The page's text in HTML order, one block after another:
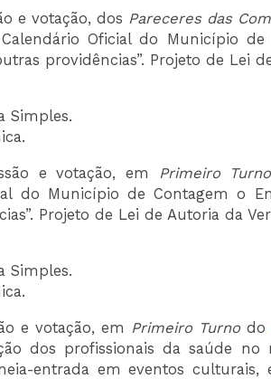
e votação, dos Pareceres das
Oficial do Município
providências”. Projeto de Lei
Simples.
e votação, em Primeiro Turno
do Município de Contagem o
Projeto de Lei de Autoria da
Simples.
e votação, em Primeiro Turno do
dos profissionais da saúde
entrada em eventos